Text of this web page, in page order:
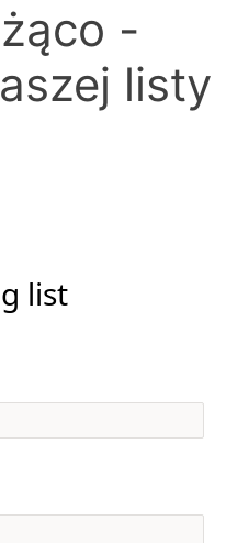
-
listy
list